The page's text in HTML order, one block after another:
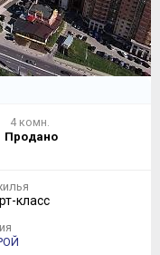
4 комн.
Продано
класс